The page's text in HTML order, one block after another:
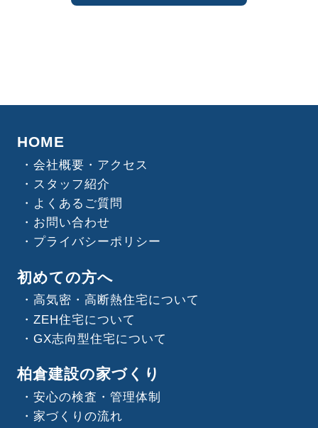
HOME
会社概要・アクセス
スタッフ紹介
よくあるご質問
お問い合わせ
プライバシーポリシー
初めての方へ
高気密・高断熱住宅について
ZEH住宅について
GX志向型住宅について
柏倉建設の家づくり
安心の検査・管理体制
家づくりの流れ